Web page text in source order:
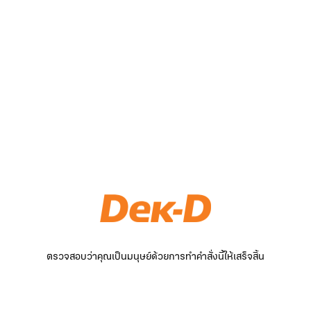
ตรวจสอบว่าคุณเป็นมนุษย์ด้วยการทำคำสั่งนี้ให้เสร็จสิ้น